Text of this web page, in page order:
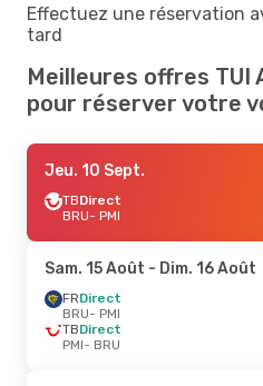
Effectuez une réservation
tard
Meilleures offres TUI
pour réserver votre
Jeu. 10 Sept.
TBDirect
BRU- PMI
Sam. 15 Août - Dim. 16 Août
FRDirect
BRU- PMI
TBDirect
PMI- BRU